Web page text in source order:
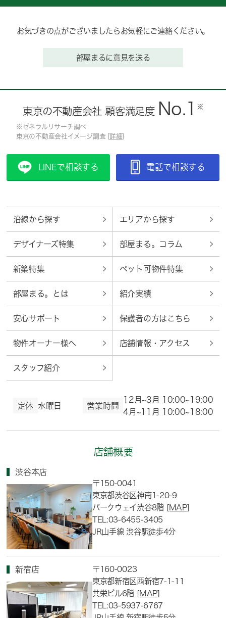
お気づきの点がございましたらお気軽にご連絡ください。
部屋まるに意見を送る
東京の不動産会社 顧客満足度 No.1 ※
※ゼネラルリサーチ調べ
東京の不動産会社イメージ調査 [ 詳細
LINEで相談する 電話で相談する
沿線から探す エリアから探す
デザイナーズ特集 部屋まる。コラム
新築特集 ペット可物件特集
部屋まる。とは 紹介実績
安心サポート 保護者の方はこちら
物件オーナー様へ 店舗情報・アクセス
スタッフ紹介
定休 水曜日 営業時間
12月~3月 10:00~19:00
4月~11月 10:00~18:00
店舗概要
渋谷本店
〒150-0041
東京都渋谷区神南1-20-9
パークウェイ渋谷8階 [MAP]
TEL:03-6455-3405
JR山手線 渋谷駅徒歩4分
新宿店
〒160-0023
東京都新宿区西新宿7-1-11
共栄ビル6階 [MAP]
TEL:03-5937-6767